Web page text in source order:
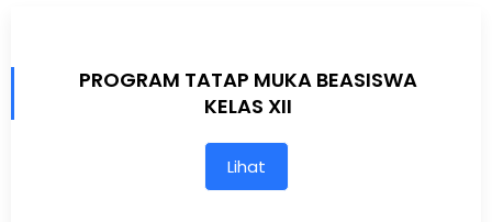
PROGRAM TATAP MUKA BEASISWA
KELAS XII
Lihat